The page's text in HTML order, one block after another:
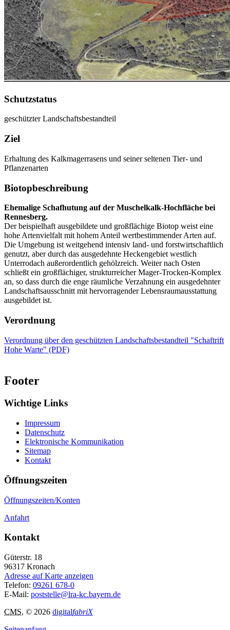
Schutzstatus
geschützter Landschaftsbestandteil
Ziel
Erhaltung des Kalkmagerrasens und seiner seltenen Tier- und
Pflanzenarten
Biotopbeschreibung
Ehemalige Schafhutung auf der Muschelkalk-Hochfläche bei
Rennesberg.
Der beispielhaft ausgebildete und großflächige Biotop weist eine
hohe Artenvielfalt mit hohem Anteil wertbestimmender Arten auf.
Die Umgebung ist weitgehend intensiv land- und forstwirtschaftlich
genutzt, aber durch das ausgedehnte Heckengebiet westlich
Unterrodach außerordentlich gehölzreich. Weiter nach Osten
schließt ein großflächiger, strukturreicher Mager-Trocken-Komplex
an, so dass durch die enge räumliche Verzahnung ein ausgedehnter
Landschaftsausschnitt mit hervorragender Lebensraumausstattung
ausgebildet ist.
Verordnung
Verordnung über den geschützten Landschaftsbestandteil "Schaftrift
Hohe Warte" (PDF)
Footer
Wichtige Links
Impressum
Datenschutz
Elektronische Kommunikation
Sitemap
Kontakt
Öffnungszeiten
Öffnungszeiten/Konten
Anfahrt
Kontakt
Güterstr. 18
96317 Kronach
Adresse auf Karte anzeigen
Telefon: 09261 678-0
E-Mail: poststelle@lra-kc.bayern.de
CMS, © 2026 digitalfabriX